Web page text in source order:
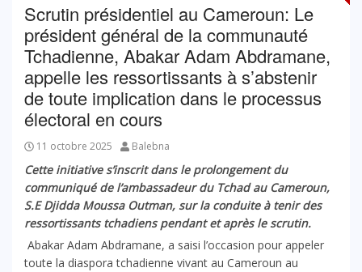
Scrutin présidentiel au Cameroun: Le
président général de la communauté
Tchadienne, Abakar Adam Abdramane,
appelle les ressortissants à s’abstenir
de toute implication dans le processus
électoral en cours
11 octobre 2025 Balebna
Cette initiative s’inscrit dans le prolongement du
communiqué de l’ambassadeur du Tchad au Cameroun,
S.E Djidda Moussa Outman, sur la conduite à tenir des
ressortissants tchadiens pendant et après le scrutin.
Abakar Adam Abdramane, a saisi l’occasion pour appeler
toute la diaspora tchadienne vivant au Cameroun au